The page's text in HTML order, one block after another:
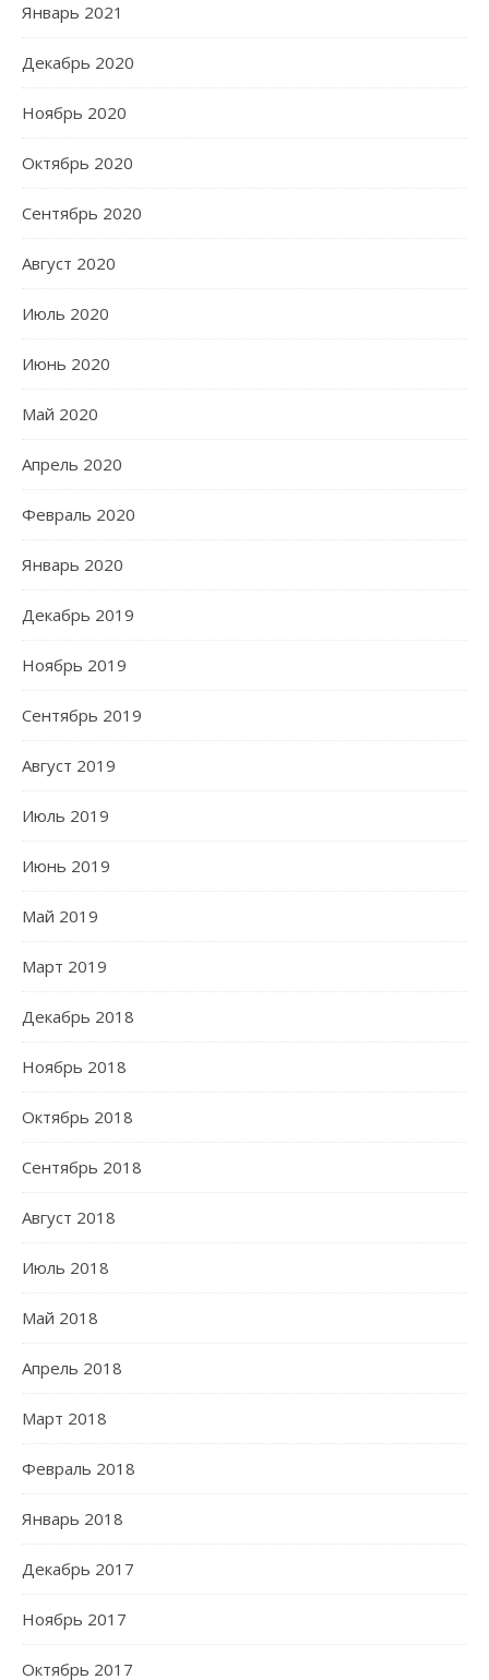
Январь 2021
Декабрь 2020
Ноябрь 2020
Октябрь 2020
Сентябрь 2020
Август 2020
Июль 2020
Июнь 2020
Май 2020
Апрель 2020
Февраль 2020
Январь 2020
Декабрь 2019
Ноябрь 2019
Сентябрь 2019
Август 2019
Июль 2019
Июнь 2019
Май 2019
Март 2019
Декабрь 2018
Ноябрь 2018
Октябрь 2018
Сентябрь 2018
Август 2018
Июль 2018
Май 2018
Апрель 2018
Март 2018
Февраль 2018
Январь 2018
Декабрь 2017
Ноябрь 2017
Октябрь 2017